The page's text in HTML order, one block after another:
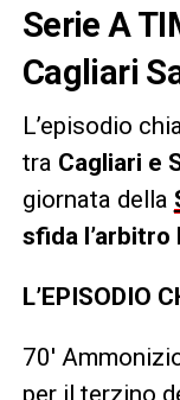
Serie A
Cagliari
L’episodio
tra Cagliari e
giornata della
sfida l’arbitro
L’EPISODIO
70′